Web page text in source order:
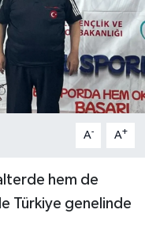
A- A+
hem de
Türkiye genelinde